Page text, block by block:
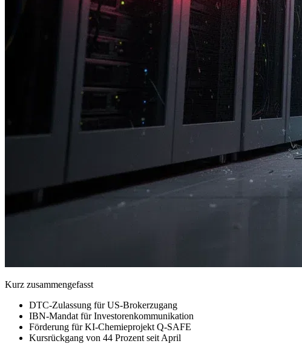
Kurz zusammengefasst
DTC-Zulassung für US-Brokerzugang
IBN-Mandat für Investorenkommunikation
Förderung für KI-Chemieprojekt Q-SAFE
Kursrückgang von 44 Prozent seit April